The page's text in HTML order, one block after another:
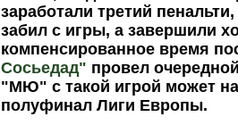
заработали третий
забил с игры, а завершили
компенсированное время
Сосьедад" провел
"МЮ" с такой игрой может
полуфинал Лиги Европы.